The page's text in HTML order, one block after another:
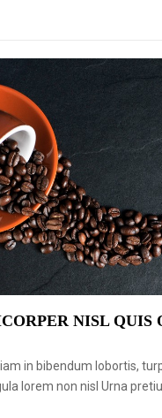
NISL QUIS
in bibendum lobortis,
lorem non nisl Urna